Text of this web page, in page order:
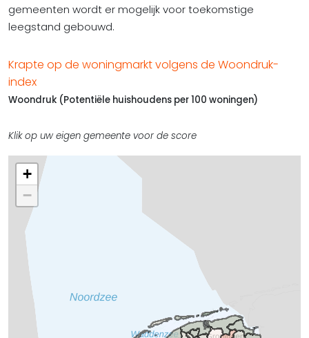
gemeenten wordt er mogelijk voor toekomstige
leegstand gebouwd.
Krapte op de woningmarkt volgens de Woondruk-
index
Woondruk (Potentiële huishoudens per 100 woningen)
Klik op uw eigen gemeente voor de score